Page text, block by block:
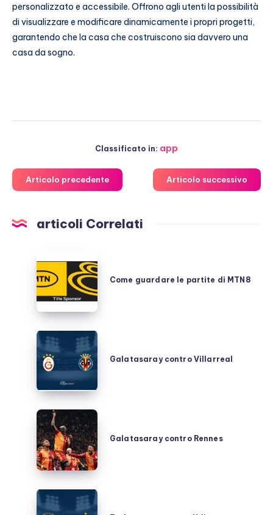
personalizzato e accessibile. Offrono agli utenti la possibilità
di visualizzare e modificare dinamicamente i propri progetti,
garantendo che la casa che costruiscono sia davvero una
casa da sogno.
Classificato in: app
Articolo precedente Articolo successivo
articoli Correlati
guardare
le
partite
MTN8
Come guardare le partite di MTN8
Galatasaray
contro
Villarreal
Galatasaray contro Villarreal
Galatasaray
contro
Rennes
Galatasaray contro Rennes
Trabzonspor
contro